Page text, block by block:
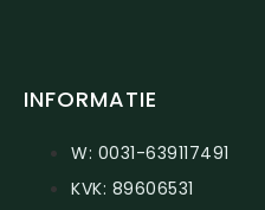
INFORMATIE
W: 0031-639117491
KVK: 89606531